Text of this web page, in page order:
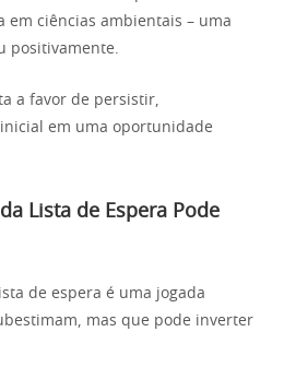
em ciências ambientais – uma
positivamente.
a favor de persistir,
em uma oportunidade
Lista de Espera Pode
de espera é uma jogada
mas que pode inverter